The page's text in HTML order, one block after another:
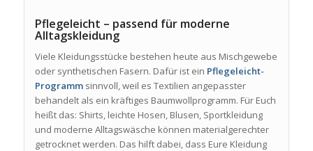
Pflegeleicht – passend für moderne
Alltagskleidung
Viele Kleidungsstücke bestehen heute aus Mischgewebe
oder synthetischen Fasern. Dafür ist ein Pflegeleicht-
Programmsinnvoll, weil es Textilien angepasster
behandelt als ein kräftiges Baumwollprogramm. Für Euch
heißt das: Shirts, leichte Hosen, Blusen, Sportkleidung
und moderne Alltagswäsche können materialgerechter
getrocknet werden. Das hilft dabei, dass Eure Kleidung